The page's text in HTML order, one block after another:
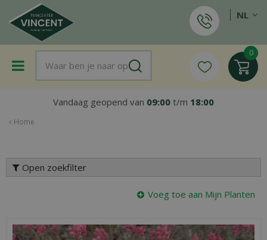
a
Home
Vandaag geopend van 09:00 t/m 18:00
NL
Open zoekfilter
Voeg toe aan Mijn Planten